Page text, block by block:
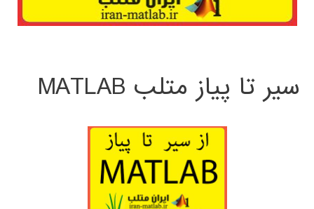
سیر تا پیاز متلب MATLAB